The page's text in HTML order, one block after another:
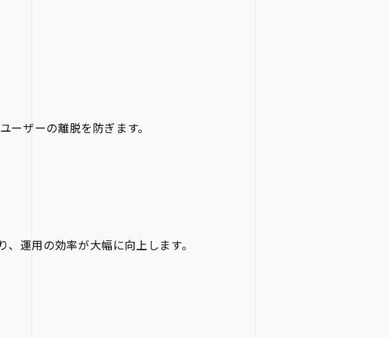
ザーの離脱を防ぎます。
運用の効率が大幅に向上します。